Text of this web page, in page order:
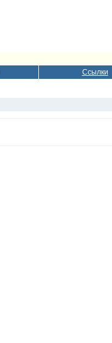
Ссылки